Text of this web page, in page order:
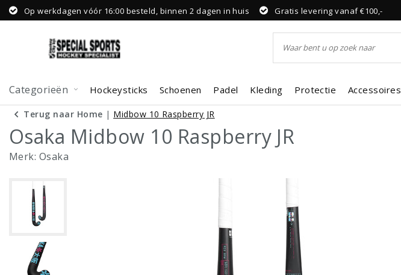
Op werkdagen vóór 16:00 besteld, binnen 2 dagen in huis Gratis levering vanaf €100,-
Categorieën Hockeysticks Schoenen Padel Kleding Protectie Accessoires
Terug naar Home | Midbow 10 Raspberry JR
Osaka Midbow 10 Raspberry JR
Merk: Osaka